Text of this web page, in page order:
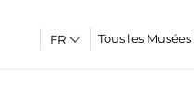
Tous les